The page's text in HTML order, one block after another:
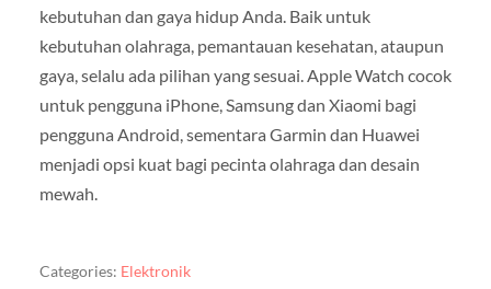
kebutuhan dan gaya hidup Anda. Baik untuk
kebutuhan olahraga, pemantauan kesehatan, ataupun
gaya, selalu ada pilihan yang sesuai. Apple Watch cocok
untuk pengguna iPhone, Samsung dan Xiaomi bagi
pengguna Android, sementara Garmin dan Huawei
menjadi opsi kuat bagi pecinta olahraga dan desain
mewah.
Categories: Elektronik